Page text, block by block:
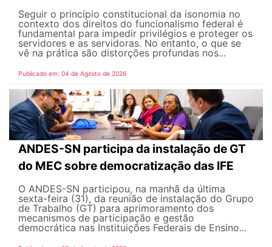
Seguir o princípio constitucional da isonomia no
contexto dos direitos do funcionalismo federal é
fundamental para impedir privilégios e proteger os
servidores e as servidoras. No entanto, o que se
vê na prática são distorções profundas nos...
Publicado em: 04 de Agosto de 2026
ANDES-SN participa da instalação de GT
do MEC sobre democratização das IFE
O ANDES-SN participou, na manhã da última
sexta-feira (31), da reunião de instalação do Grupo
de Trabalho (GT) para aprimoramento dos
mecanismos de participação e gestão
democrática nas Instituições Federais de Ensino...